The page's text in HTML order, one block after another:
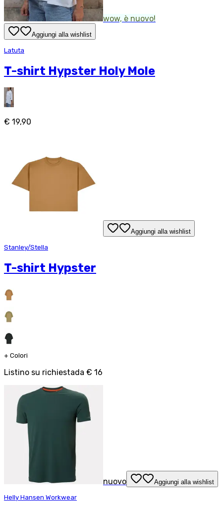
wow, è nuovo!
Aggiungi alla wishlist
Latuta
T-shirt Hypster Holy Mole
€ 19,90
Aggiungi alla wishlist
Stanley/Stella
T-shirt Hypster
+ Colori
Listino su richiestada € 16
nuovo Aggiungi alla wishlist
Helly Hansen Workwear